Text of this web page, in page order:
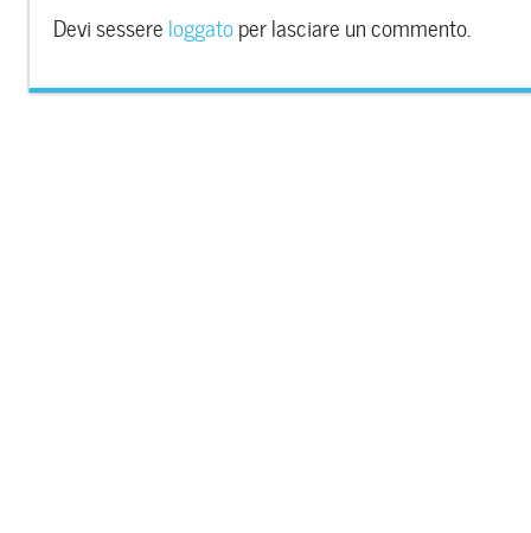
Devi sessere loggatoper lasciare un commento.